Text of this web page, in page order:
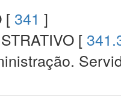
[ 341 ]
[